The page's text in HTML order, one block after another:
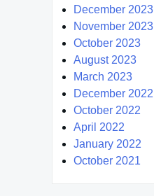
December 2023
November 2023
October 2023
August 2023
March 2023
December 2022
October 2022
April 2022
January 2022
October 2021